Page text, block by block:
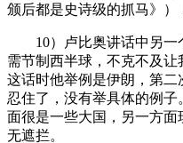
颁后都是史诗级的抓马》）
10）卢比奥讲话中另一
需节制西半球，不克不及
这话时他举例是伊朗，第
忍住了，没有举具体的例
面很是一些大国，另一方
无遮拦。